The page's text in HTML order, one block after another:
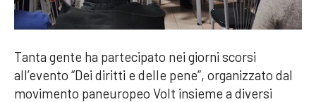
Tanta gente ha partecipato nei giorni scorsi
all’evento “Dei diritti e delle pene”, organizzato dal
movimento paneuropeo Volt insieme a diversi